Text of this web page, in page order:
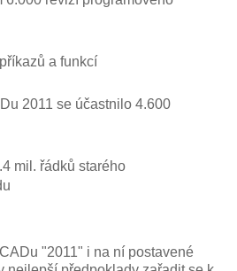
a funkcí
2011 se účastnilo 4.600
mil. řádků starého
"2011" i na ní postavené